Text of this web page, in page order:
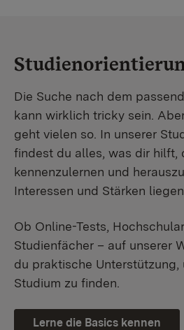
Die Suche nach dem
kann wirklich tricky sein.
geht vielen so. In unserer
findest du alles, was dir hilft,
kennenzulernen und
Interessen und Stärken liegen.
Ob Online-Tests,
Studienfächer – auf unserer
du praktische Unterstützung,
Studium zu finden.
Lerne die Basics kennen